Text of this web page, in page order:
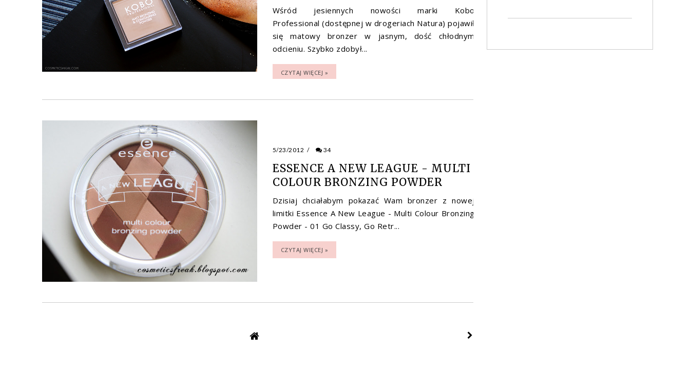
Wśród jesiennych nowości marki Kobo
Professional (dostępnej w drogeriach Natura) pojawił
się matowy bronzer w jasnym, dość chłodnym
odcieniu. Szybko zdobył...
CZYTAJ WIĘCEJ »
5/23/2012 / 34
ESSENCE A NEW LEAGUE - MULTI
COLOUR BRONZING POWDER
Dzisiaj chciałabym pokazać Wam bronzer z nowej
limitki Essence A New League - Multi Colour Bronzing
Powder - 01 Go Classy, Go Retr...
CZYTAJ WIĘCEJ »